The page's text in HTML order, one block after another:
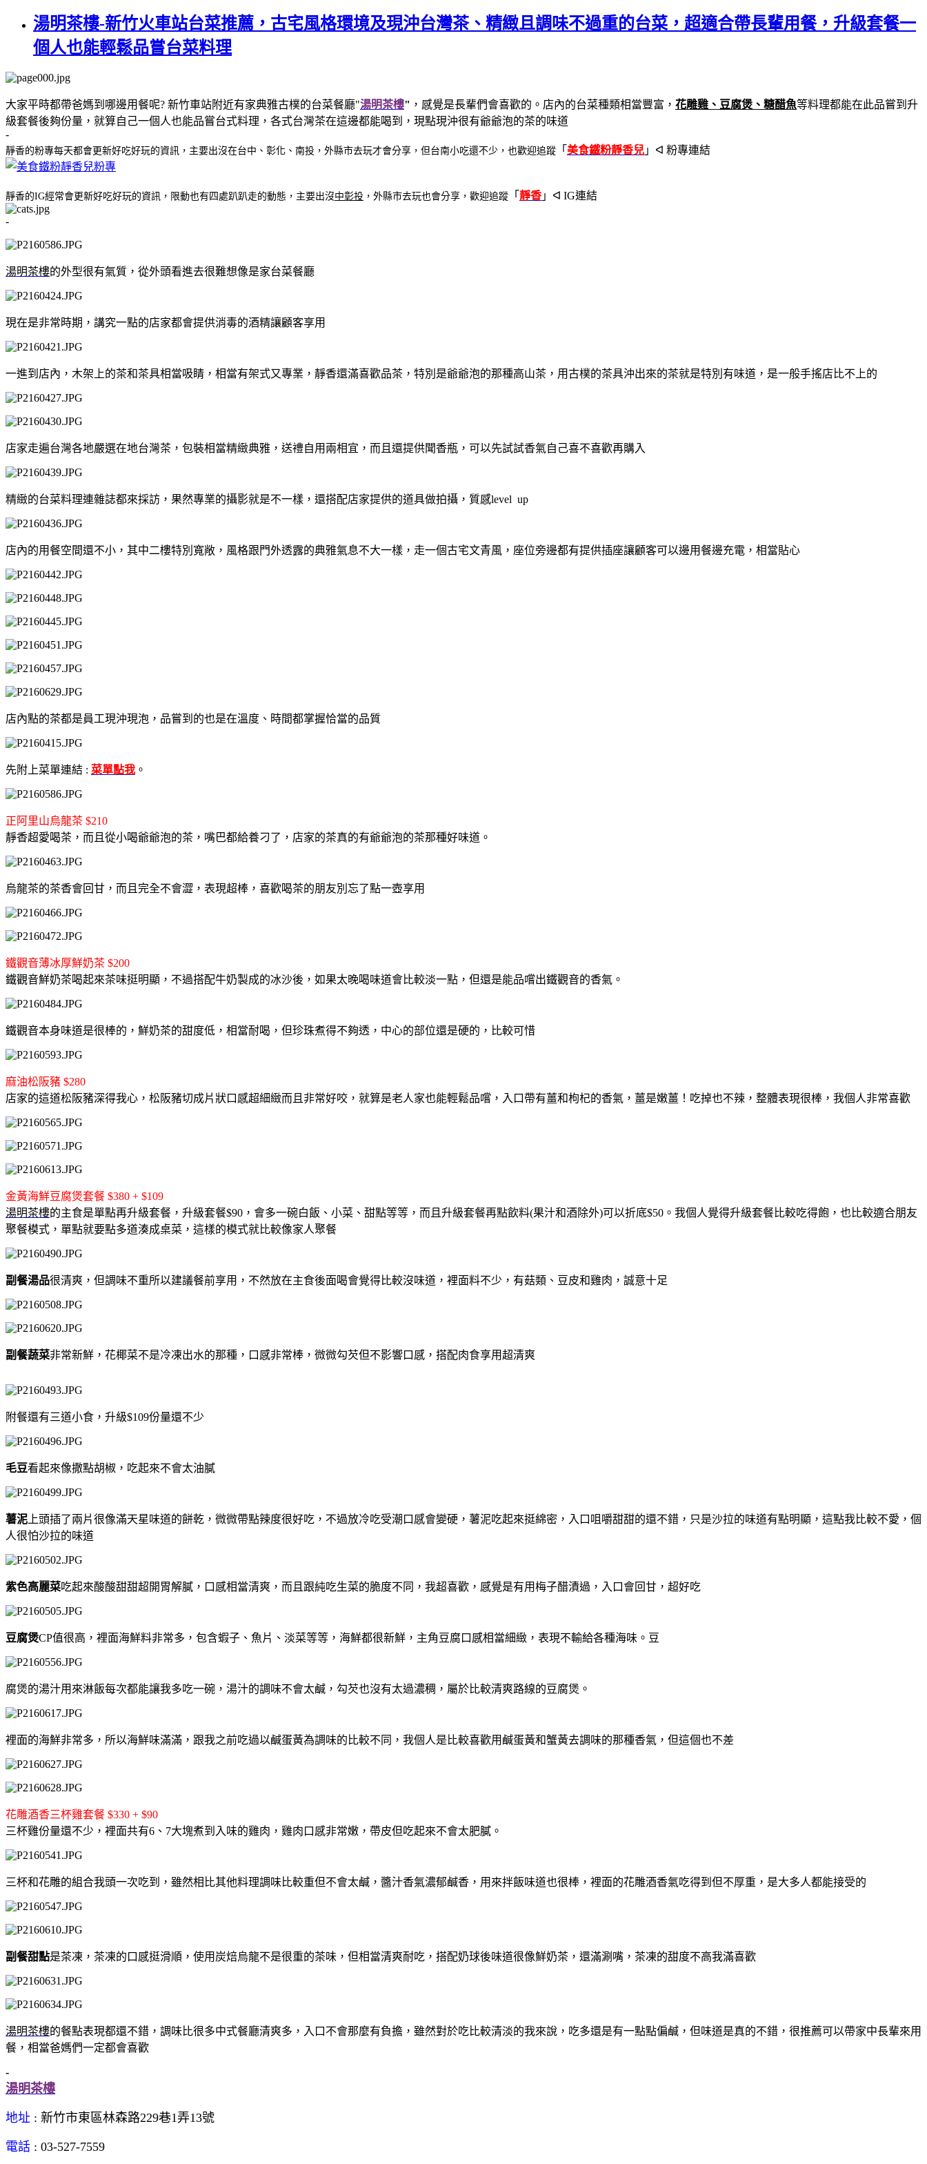
湯明茶樓-新竹火車站台菜推薦，古宅風格環境及現沖台灣茶、精緻且調味不過重的台菜，超適合帶長輩用餐，升級套餐一
個人也能輕鬆品嘗台菜料理
大家平時都帶爸媽到哪邊用餐呢? 新竹車站附近有家典雅古樸的台菜餐廳"湯明茶樓" ，感覺是長輩們會喜歡的。 店內的台菜種類相當豐富， 花雕雞、豆腐煲、糖醋魚等料理都能在此品嘗到 升
級套餐後夠份量，就算自己一個人也能品嘗台式料理，各式台灣茶在這邊都能喝到，現點現沖很有爺爺泡的茶的味道
-
靜香的粉專每天都會更新好吃好玩的資訊，主要出沒在台中、彰化、南投，外縣市去玩才會分享，但台南小吃還不少，也歡迎追蹤 「 美食鐵粉靜香兒 」ᐊ 粉專連結
靜香的IG經常會更新好吃好玩的資訊，限動也有四處趴趴走的動態，主要出沒中彰投 ，外縣市去玩也會分享，歡迎追蹤 「 靜香 」ᐊ IG連結
-
湯明茶樓的外型很有氣質，從外頭看進去很難想像是家台菜餐廳
現在是非常時期，講究一點的店家都會提供消毒的酒精讓顧客享用
一進到店內，木架上的茶和茶具相當吸睛，相當有架式又專業， 靜香還滿喜歡品茶，特別是爺爺泡的那種高山茶， 用古樸的茶具沖出來的茶就是特別有味道，是一般手搖店比不上的
店家走遍台灣各地嚴選在地台灣茶，包裝相當精緻典雅，送禮自用兩相宜， 而且還提供聞香瓶，可以先試試香氣自己喜不喜歡再購入
精緻的台菜料理連雜誌都來採訪，果然專業的攝影就是不一樣， 還搭配店家提供的道具做拍攝，質感level up
店內的用餐空間還不小，其中二樓特別寬敞， 風格跟門外透露的典雅氣息不大一樣，走一個古宅文青風， 座位旁邊都有提供插座讓顧客可以邊用餐邊充電，相當貼心
店內點的茶都是員工現沖現泡，品嘗到的也是在溫度、時間都掌握恰當的品質
先附上菜單連結 : 菜單點我 。
正阿里山烏龍茶 $210
靜香超愛喝茶，而且從小喝爺爺泡的茶，嘴巴都給養刁了， 店家的茶真的有爺爺泡的茶那種好味道。
烏龍茶的茶香會回甘，而且完全不會澀，表現超棒，喜歡喝茶的朋友別忘了點一壺享用
鐵觀音薄冰厚鮮奶茶 $200
鐵觀音鮮奶茶喝起來茶味挺明顯，不過搭配牛奶製成的冰沙後，如果太晚喝味道會比較淡一點，但還是能品嚐出鐵觀音的香氣。
鐵觀音本身味道是很棒的， 鮮奶茶的甜度低，相當耐喝， 但珍珠煮得不夠透，中心的部位還是硬的，比較可惜
麻油松阪豬 $280
店家的這道松阪豬深得我心， 松阪豬切成片狀口感超細緻而且非常好咬，就算是老人家也能輕鬆品嚐， 入口帶有薑和枸杞的香氣，薑是嫩薑！吃掉也不辣， 整體表現很棒，我個人非常喜歡
金黃海鮮豆腐煲套餐 $380 + $109
湯明茶樓的主食是單點再升級套餐，升級套餐$90，會多一碗白飯、小菜、甜點等等， 而且升級套餐再點飲料(果汁和酒除外)可以折底$50。 我個人覺得升級套餐比較吃得飽，也比較適合朋友
聚餐模式， 單點就要點多道湊成桌菜，這樣的模式就比較像家人聚餐
副餐湯品很清爽，但調味不重所以建議餐前享用，不然放在主食後面喝會覺得比較沒味道， 裡面料不少，有菇類、豆皮和雞肉，誠意十足
副餐蔬菜非常新鮮，花椰菜不是冷凍出水的那種，口感非常棒， 微微勾芡但不影響口感，搭配肉食享用超清爽
附餐還有三道小食，升級$109份量還不少
毛豆看起來像撒點胡椒，吃起來不會太油膩
薯泥 上頭插了兩片很像滿天星味道的餅乾，微微帶點辣度很好吃，不過放冷吃受潮口感會變硬， 薯泥吃起來挺綿密，入口咀嚼甜甜的還不錯， 只是沙拉的味道有點明顯，這點我比較不愛，個
人很怕沙拉的味道
紫色高麗菜吃起來酸酸甜甜超開胃解膩，口感相當清爽， 而且跟純吃生菜的脆度不同，我超喜歡， 感覺是有用梅子醋漬過，入口會回甘，超好吃
豆腐煲CP值很高，裡面海鮮料非常多，包含蝦子、魚片、淡菜等等， 海鮮都很新鮮，主角豆腐口感相當細緻，表現不輸給各種海味。豆
腐煲的湯汁用來淋飯每次都能讓我多吃一碗， 湯汁的調味不會太鹹，勾芡也沒有太過濃稠，屬於比較清爽路線的豆腐煲。
裡面的海鮮非常多，所以海鮮味滿滿，跟我之前吃過以鹹蛋黃為調味的比較不同， 我個人是比較喜歡用鹹蛋黃和蟹黃去調味的那種香氣，但這個也不差
花雕酒香三杯雞套餐 $330 + $90
三杯雞份量還不少，裡面共有6、7大塊煮到入味的雞肉， 雞肉口感非常嫩，帶皮但吃起來不會太肥膩。
三杯和花雕的組合我頭一次吃到，雖然相比其他料理調味比較重但不會太鹹， 醬汁香氣濃郁鹹香，用來拌飯味道也很棒， 裡面的花雕酒香氣吃得到但不厚重，是大多人都能接受的
副餐甜點是茶凍，茶凍的口感挺滑順，使用炭焙烏龍不是很重的茶味，但相當清爽耐吃， 搭配奶球後味道很像鮮奶茶，還滿涮嘴，茶凍的甜度不高我滿喜歡
湯明茶樓的餐點表現都還不錯，調味比很多中式餐廳清爽多，入口不會那麼有負擔， 雖然對於吃比較清淡的我來說，吃多還是有一點點偏鹹，但味道是真的不錯， 很推薦可以帶家中長輩來用
餐，相當爸媽們一定都會喜歡
-
湯明茶樓
地址 : 新竹市東區林森路229巷1弄13號
電話 : 03-527-7559